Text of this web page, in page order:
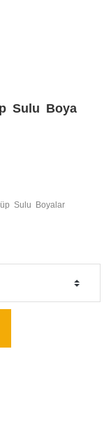
Sulu Boya
Sulu Boyalar